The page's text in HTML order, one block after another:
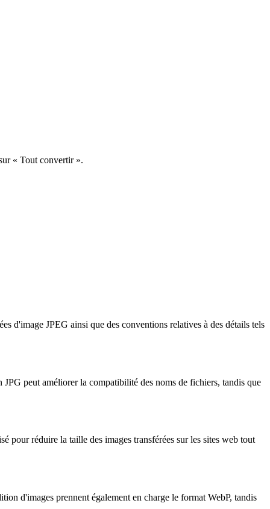
« Tout convertir ».
d'image JPEG ainsi que des conventions relatives à des détails tels
peut améliorer la compatibilité des noms de fichiers, tandis que
pour réduire la taille des images transférées sur les sites web tout
d'images prennent également en charge le format WebP, tandis